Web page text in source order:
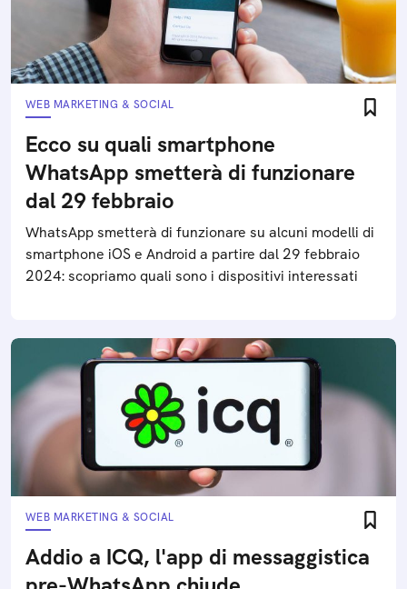
WEB MARKETING & SOCIAL
Ecco su quali smartphone
WhatsApp smetterà di funzionare
dal 29 febbraio
WhatsApp smetterà di funzionare su alcuni modelli di
smartphone iOS e Android a partire dal 29 febbraio
2024: scopriamo quali sono i dispositivi interessati
WEB MARKETING & SOCIAL
Addio a ICQ, l'app di messaggistica